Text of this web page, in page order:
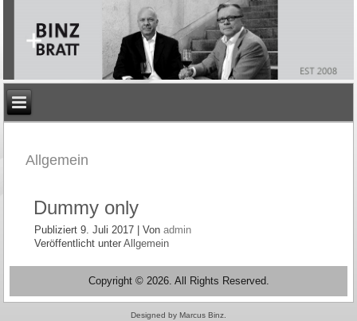
Allgemein
Dummy only
Publiziert 9. Juli 2017 |Von admin
Veröffentlicht unter Allgemein
Copyright © 2026. All Rights Reserved.
Designed by Marcus Binz.